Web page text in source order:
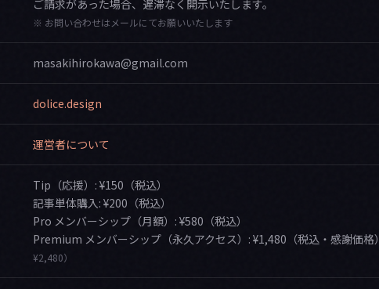
ご請求があった場合、遅滞なく開示いたします。
※ お問い合わせはメールにてお願いいたします
masakihirokawa@gmail.com
dolice.design
運営者について
Tip（応援）: ¥150 （税込）
記事単体購入: ¥200 （税込）
Pro メンバーシップ（月額）: ¥580 （税込）
Premium メンバーシップ（永久アクセス）: ¥1,480 （税込・ 感謝価格）
¥2,480）